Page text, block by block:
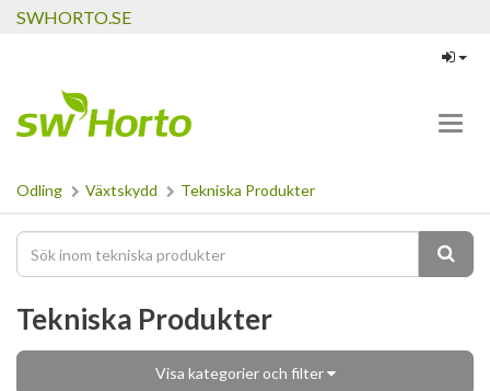
SWHORTO.SE
Odling Växtskydd Tekniska Produkter
Tekniska Produkter
Visa kategorier och filter